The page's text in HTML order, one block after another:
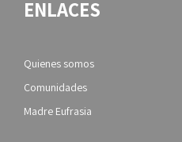
ENLACES
Quienes somos
Comunidades
Madre Eufrasia